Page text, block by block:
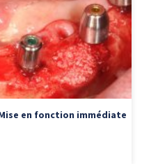
en fonction immédiate